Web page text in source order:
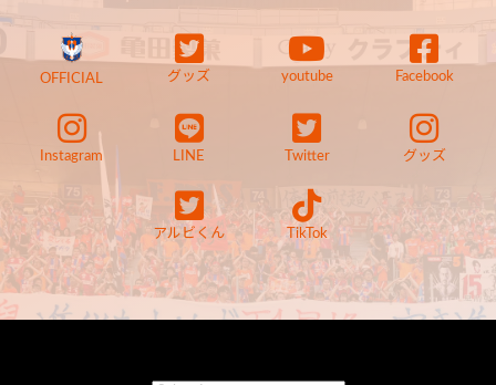
OFFICIAL グッズ youtube Facebook
Instagram LINE Twitter グッズ
アルビくん TikTok